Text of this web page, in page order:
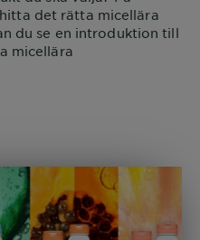
det rätta micellära
du se en introduktion till
micellära